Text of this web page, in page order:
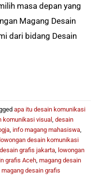
masa depan yang
Magang Desain
dari bidang Desain
apa itu desain komunikasi
komunikasi visual , desain
, info magang mahasiswa,
lowongan desain komunikasi
grafis jakarta, lowongan
grafis Aceh, magang desain
magang desain grafis